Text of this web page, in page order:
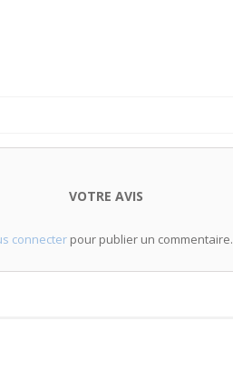
VOTRE AVIS
connecterpour publier un commentaire.